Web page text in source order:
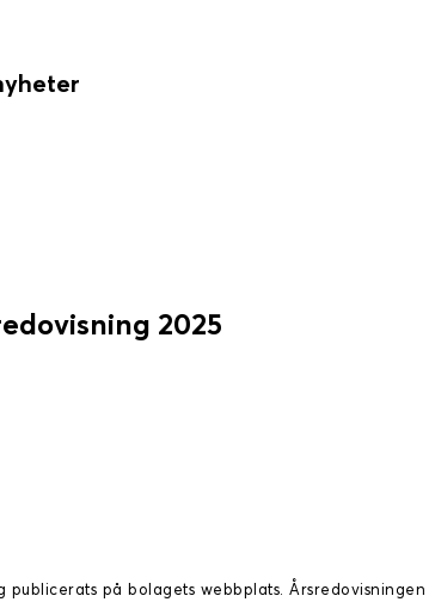
2025
på bolagets webbplats. Årsredovisningen